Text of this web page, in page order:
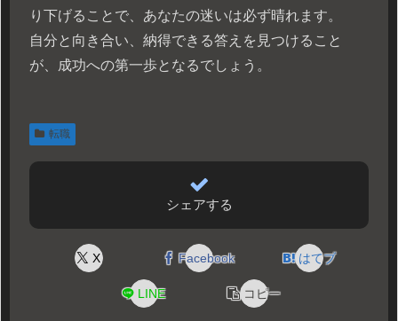
り下げることで、あなたの迷いは必ず晴れます。
自分と向き合い、納得できる答えを見つけること
が、成功への第一歩となるでしょう。
転職
シェアする
X Facebook はてブ
LINE コピー